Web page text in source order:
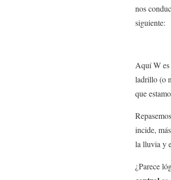
nos
siguiente:
Aquí W es
ladrillo (o
que
incide,
la lluvia y
¿Parece